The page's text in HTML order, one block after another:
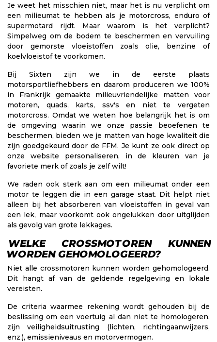
Je weet het misschien niet, maar het is nu verplicht om
een milieumat te hebben als je motorcross, enduro of
supermotard rijdt. Maar waarom is het verplicht?
Simpelweg om de bodem te beschermen en vervuiling
door gemorste vloeistoffen zoals olie, benzine of
koelvloeistof te voorkomen.
Bij Sixten zijn we in de eerste plaats
motorsportliefhebbers en daarom produceren we 100%
in Frankrijk gemaakte milieuvriendelijke matten voor
motoren, quads, karts, ssv's en niet te vergeten
motorcross. Omdat we weten hoe belangrijk het is om
de omgeving waarin we onze passie beoefenen te
beschermen, bieden we je matten van hoge kwaliteit die
zijn goedgekeurd door de FFM. Je kunt ze ook direct op
onze website personaliseren, in de kleuren van je
favoriete merk of zoals je zelf wilt!
We raden ook sterk aan om een milieumat onder een
motor te leggen die in een garage staat. Dit helpt niet
alleen bij het absorberen van vloeistoffen in geval van
een lek, maar voorkomt ook ongelukken door uitglijden
als gevolg van grote lekkages.
WELKE CROSSMOTOREN KUNNEN
WORDEN GEHOMOLOGEERD?
Niet alle crossmotoren kunnen worden gehomologeerd.
Dit hangt af van de geldende regelgeving en lokale
vereisten.
De criteria waarmee rekening wordt gehouden bij de
beslissing om een voertuig al dan niet te homologeren,
zijn veiligheidsuitrusting (lichten, richtingaanwijzers,
enz.), emissieniveaus en motorvermogen.